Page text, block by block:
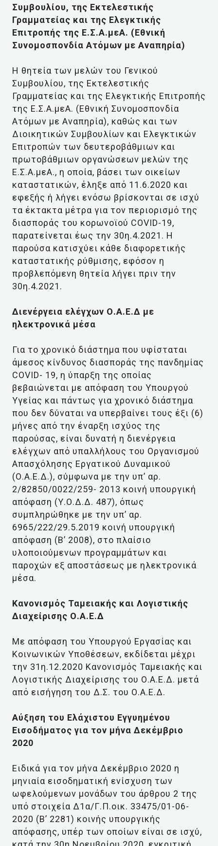
Συμβουλίου, της Εκτελεστικής
Γραμματείας και της Ελεγκτικής
Επιτροπής της Ε.Σ.Α.μεΑ. (Εθνική
Συνομοσπονδία Ατόμων με Αναπηρία)
Η θητεία των μελών του Γενικού
Συμβουλίου, της Εκτελεστικής
Γραμματείας και της Ελεγκτικής Επιτροπής
της Ε.Σ.Α.μεΑ. (Εθνική Συνομοσπονδία
Ατόμων με Αναπηρία), καθώς και των
Διοικητικών Συμβουλίων και Ελεγκτικών
Επιτροπών των δευτεροβάθμιων και
πρωτοβάθμιων οργανώσεων μελών της
Ε.Σ.Α.μεΑ., η οποία, βάσει των οικείων
καταστατικών, έληξε από 11.6.2020 και
εφεξής ή λήγει ενόσω βρίσκονται σε ισχύ
τα έκτακτα μέτρα για τον περιορισμό της
διασποράς του κορωνοϊού COVID-19,
παρατείνεται έως την 30η.4.2021. Η
παρούσα κατισχύει κάθε διαφορετικής
καταστατικής ρύθμισης, εφόσον η
προβλεπόμενη θητεία λήγει πριν την
30η.4.2021.
Διενέργεια ελέγχων Ο.Α.Ε.Δ με
ηλεκτρονικά μέσα
Για το χρονικό διάστημα που υφίσταται
άμεσος κίνδυνος διασποράς της πανδημίας
COVID- 19, η ύπαρξη της οποίας
βεβαιώνεται με απόφαση του Υπουργού
Υγείας και πάντως για χρονικό διάστημα
που δεν δύναται να υπερβαίνει τους έξι (6)
μήνες από την έναρξη ισχύος της
παρούσας, είναι δυνατή η διενέργεια
ελέγχων από υπαλλήλους του Οργανισμού
Απασχόλησης Εργατικού Δυναμικού
(Ο.Α.Ε.Δ.), σύμφωνα με την υπ’ αρ.
2/82850/0022/259- 2013 κοινή υπουργική
απόφαση (Υ.Ο.Δ.Δ. 487), όπως
συμπληρώθηκε με την υπ’ αρ.
6965/222/29.5.2019 κοινή υπουργική
απόφαση (Β’ 2008), στο πλαίσιο
υλοποιούμενων προγραμμάτων και
παροχών εξ αποστάσεως με ηλεκτρονικά
μέσα.
Κανονισμός Ταμειακής και Λογιστικής
Διαχείρισης Ο.Α.Ε.Δ
Με απόφαση του Υπουργού Εργασίας και
Κοινωνικών Υποθέσεων, εκδίδεται μέχρι
την 31η.12.2020 Κανονισμός Ταμειακής και
Λογιστικής Διαχείρισης του Ο.Α.Ε.Δ. μετά
από εισήγηση του Δ.Σ. του Ο.Α.Ε.Δ.
Αύξηση του Ελάχιστου Εγγυημένου
Εισοδήματος για τον μήνα Δεκέμβριο
2020
Ειδικά για τον μήνα Δεκέμβριο 2020 η
μηνιαία εισοδηματική ενίσχυση των
ωφελούμενων μονάδων του άρθρου 2 της
υπό στοιχεία Δ1α/Γ.Π.οικ. 33475/01-06-
2020 (Β’ 2281) κοινής υπουργικής
απόφασης, υπέρ των οποίων είναι σε ισχύ,